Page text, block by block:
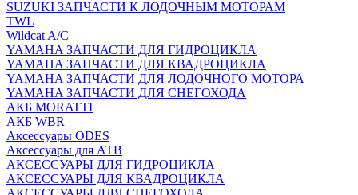
SUZUKI ЗАПЧАСТИ К ЛОДОЧНЫМ МОТОРАМ
TWL
Wildcat A/C
YAMAHA ЗАПЧАСТИ ДЛЯ ГИДРОЦИКЛА
YAMAHA ЗАПЧАСТИ ДЛЯ КВАДРОЦИКЛА
YAMAHA ЗАПЧАСТИ ДЛЯ ЛОДОЧНОГО МОТОРА
YAMAHA ЗАПЧАСТИ ДЛЯ СНЕГОХОДА
АКБ MORATTI
АКБ WBR
Аксессуары ODES
Аксессуары для АТВ
АКСЕССУАРЫ ДЛЯ ГИДРОЦИКЛА
АКСЕССУАРЫ ДЛЯ КВАДРОЦИКЛА